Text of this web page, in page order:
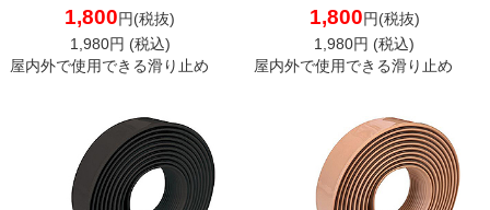
1,800円(税抜)
1,980円 (税込)
屋内外で使用できる滑り止め
1,800円(税抜)
1,980円 (税込)
屋内外で使用できる滑り止め